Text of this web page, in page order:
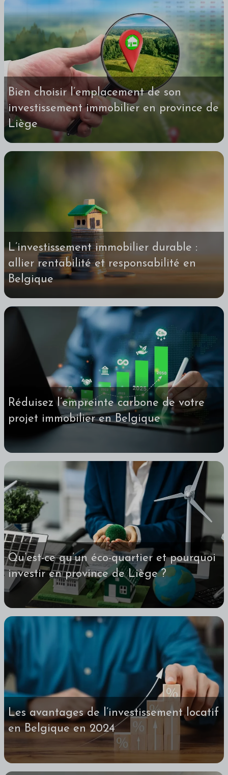
Bien choisir l’emplacement de son
investissement immobilier en province de
Liège
L’investissement immobilier durable :
allier rentabilité et responsabilité en
Belgique
Réduisez l’empreinte carbone de votre
projet immobilier en Belgique
Qu’est-ce qu’un éco-quartier et pourquoi
investir en province de Liège ?
Les avantages de l’investissement locatif
en Belgique en 2024